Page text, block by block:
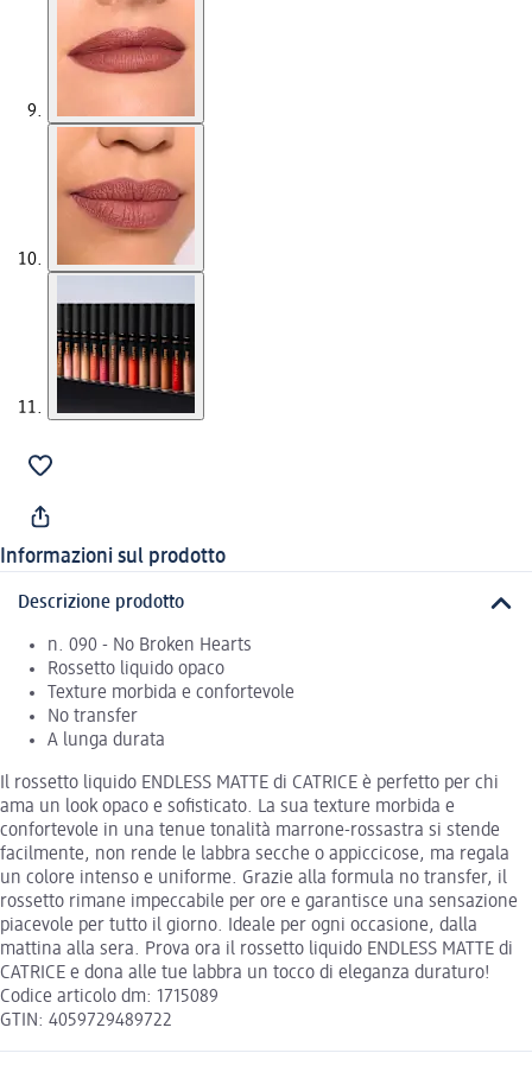
Informazioni sul prodotto
Descrizione prodotto
n. 090 - No Broken Hearts
Rossetto liquido opaco
Texture morbida e confortevole
No transfer
A lunga durata
Il rossetto liquido ENDLESS MATTE di CATRICE è perfetto per chi
ama un look opaco e sofisticato. La sua texture morbida e
confortevole in una tenue tonalità marrone-rossastra si stende
facilmente, non rende le labbra secche o appiccicose, ma regala
un colore intenso e uniforme. Grazie alla formula no transfer, il
rossetto rimane impeccabile per ore e garantisce una sensazione
piacevole per tutto il giorno. Ideale per ogni occasione, dalla
mattina alla sera. Prova ora il rossetto liquido ENDLESS MATTE di
CATRICE e dona alle tue labbra un tocco di eleganza duraturo!
Codice articolo dm: 1715089
GTIN: 4059729489722